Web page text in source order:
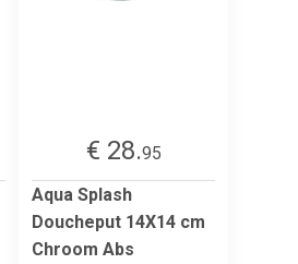
€ 28.95
Aqua Splash
Doucheput 14X14 cm
Chroom Abs